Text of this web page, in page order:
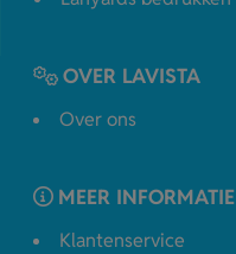
OVER LAVISTA
Over ons
MEER INFORMATIE
Klantenservice